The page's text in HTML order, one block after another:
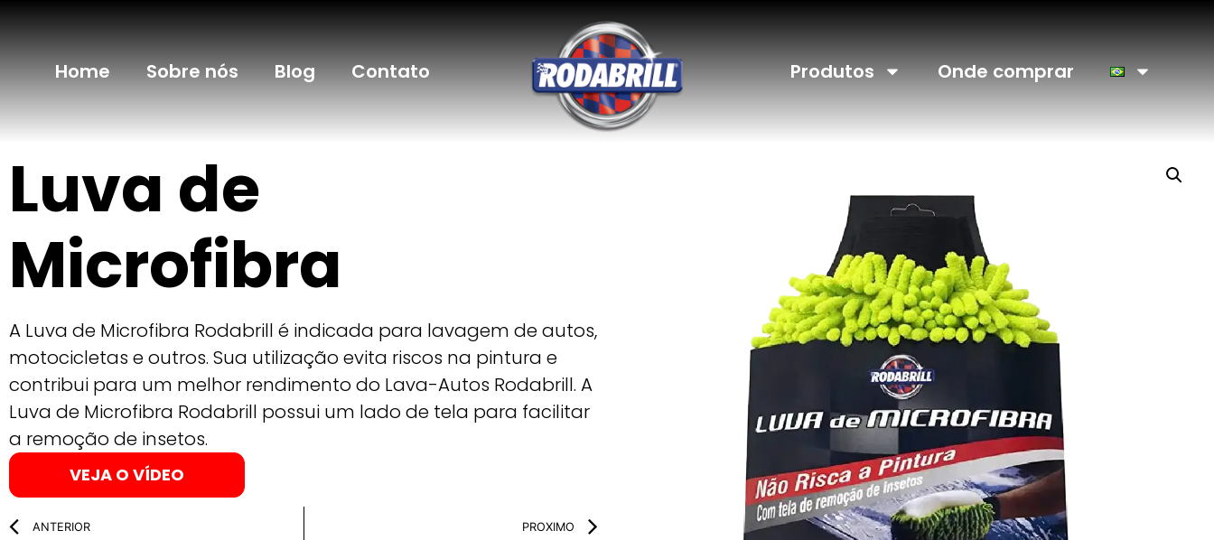
Home Sobre nós Blog Contato Produtos Onde comprar
Luva de
Microfibra
A Luva de Microfibra Rodabrill é indicada para lavagem de autos,
motocicletas e outros. Sua utilização evita riscos na pintura e
contribui para um melhor rendimento do Lava-Autos Rodabrill. A
Luva de Microfibra Rodabrill possui um lado de tela para facilitar
a remoção de insetos.
VEJA O VÍDEO
ANTERIOR PROXIMO